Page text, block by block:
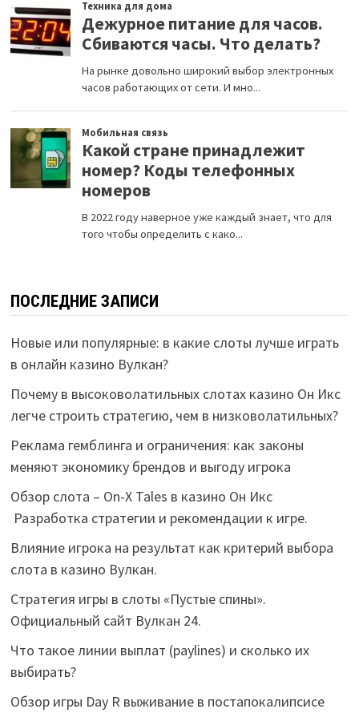
ПОСЛЕДНИЕ ЗАПИСИ
Новые или популярные: в какие слоты лучше играть
в онлайн казино Вулкан?
Почему в высоковолатильных слотах казино Он Икс
легче строить стратегию, чем в низковолатильных?
Реклама гемблинга и ограничения: как законы
меняют экономику брендов и выгоду игрока
Обзор слота – On-X Tales в казино Он Икс
Разработка стратегии и рекомендации к игре.
Влияние игрока на результат как критерий выбора
слота в казино Вулкан.
Стратегия игры в слоты «Пустые спины».
Официальный сайт Вулкан 24.
Что такое линии выплат (paylines) и сколько их
выбирать?
Обзор игры Day R выживание в постапокалипсисе